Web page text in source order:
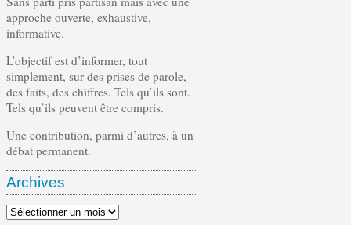
approche ouverte, exhaustive,
informative.
L’objectif est d’informer, tout
simplement, sur des prises de parole,
des faits, des chiffres. Tels qu’ils sont.
Tels qu’ils peuvent être compris.
Une contribution, parmi d’autres, à un
débat permanent.
Archives
Archives